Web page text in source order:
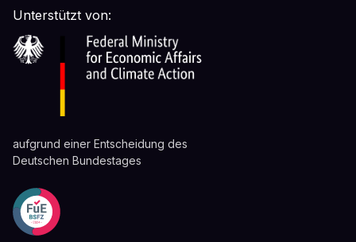
Unterstützt von:
aufgrund einer Entscheidung des
Deutschen Bundestages